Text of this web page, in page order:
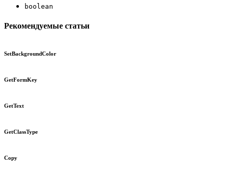
boolean
Рекомендуемые статьи
SetBackgroundColor
GetFormKey
GetText
GetClassType
Copy